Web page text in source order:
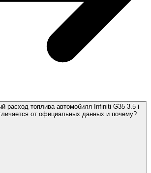
расход топлива автомобиля Infiniti G35 3.5 i
от официальных данных и почему?